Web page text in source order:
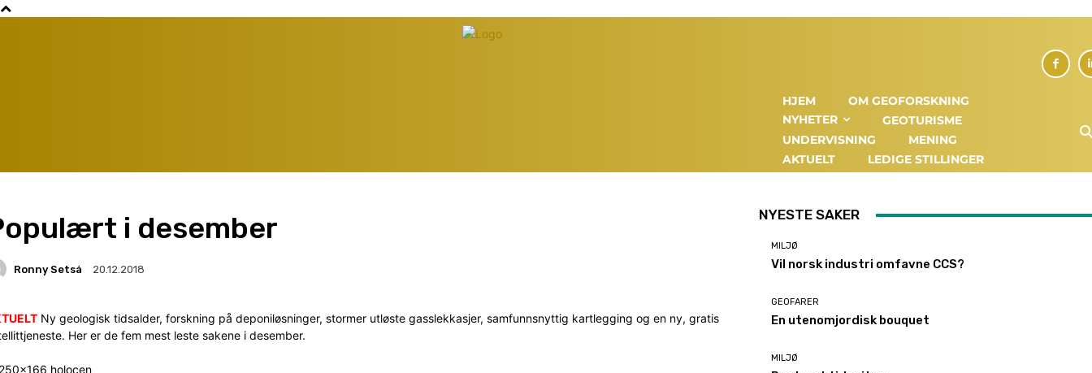
HJEM
OM GEOFORSKNING
NYHETER
GEOTURISME
UNDERVISNING
MENING
AKTUELT
LEDIGE STILLINGER
i desember
Ronny Setså 20.12.2018
Ny geologisk tidsalder, forskning på deponiløsninger, stormer utløste gasslekkasjer, samfunnsnyttig kartlegging og en ny, gratis
Her er de fem mest leste sakene i desember.
NYESTE SAKER
MILJØ
Vil norsk industri omfavne CCS?
GEOFARER
En utenomjordisk bouquet
MILJØ